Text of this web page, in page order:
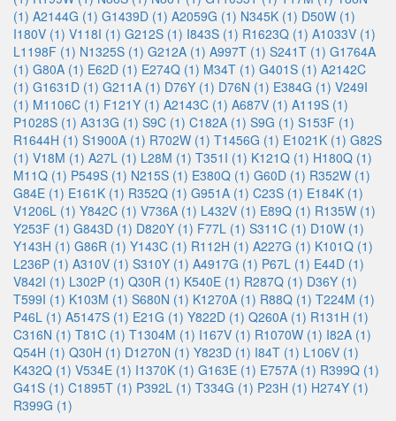
(1) A2144G (1) G1439D (1) A2059G (1) N345K (1) D50W (1)
I180V (1) V118I (1) G212S (1) I843S (1) R1623Q (1) A1033V (1)
L1198F (1) N1325S (1) G212A (1) A997T (1) S241T (1) G1764A
(1) G80A (1) E62D (1) E274Q (1) M34T (1) G401S (1) A2142C
(1) G1631D (1) G211A (1) D76Y (1) D76N (1) E384G (1) V249I
(1) M1106C (1) F121Y (1) A2143C (1) A687V (1) A119S (1)
P1028S (1) A313G (1) S9C (1) C182A (1) S9G (1) S153F (1)
R1644H (1) S1900A (1) R702W (1) T1456G (1) E1021K (1) G82S
(1) V18M (1) A27L (1) L28M (1) T351I (1) K121Q (1) H180Q (1)
M11Q (1) P549S (1) N215S (1) E380Q (1) G60D (1) R352W (1)
G84E (1) E161K (1) R352Q (1) G951A (1) C23S (1) E184K (1)
V1206L (1) Y842C (1) V736A (1) L432V (1) E89Q (1) R135W (1)
Y253F (1) G843D (1) D820Y (1) F77L (1) S311C (1) D10W (1)
Y143H (1) G86R (1) Y143C (1) R112H (1) A227G (1) K101Q (1)
L236P (1) A310V (1) S310Y (1) A4917G (1) P67L (1) E44D (1)
V842I (1) L302P (1) Q30R (1) K540E (1) R287Q (1) D36Y (1)
T599I (1) K103M (1) S680N (1) K1270A (1) R88Q (1) T224M (1)
P46L (1) A5147S (1) E21G (1) Y822D (1) Q260A (1) R131H (1)
C316N (1) T81C (1) T1304M (1) I167V (1) R1070W (1) I82A (1)
Q54H (1) Q30H (1) D1270N (1) Y823D (1) I84T (1) L106V (1)
K432Q (1) V534E (1) I1370K (1) G163E (1) E757A (1) R399Q (1)
G41S (1) C1895T (1) P392L (1) T334G (1) P23H (1) H274Y (1)
R399G (1)